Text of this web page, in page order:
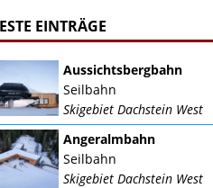
EINTRÄGE
Aussichtsbergbahn
Seilbahn
Skigebiet Dachstein West
Angeralmbahn
Seilbahn
Skigebiet Dachstein West